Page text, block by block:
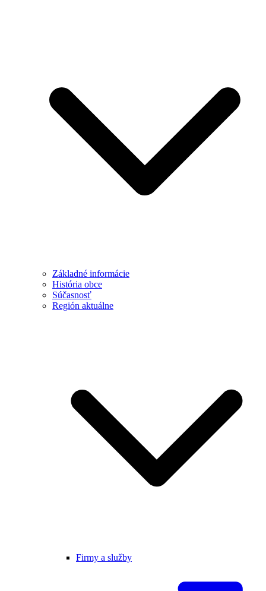
Základné informácie
História obce
Súčasnosť
Región aktuálne
Firmy a služby